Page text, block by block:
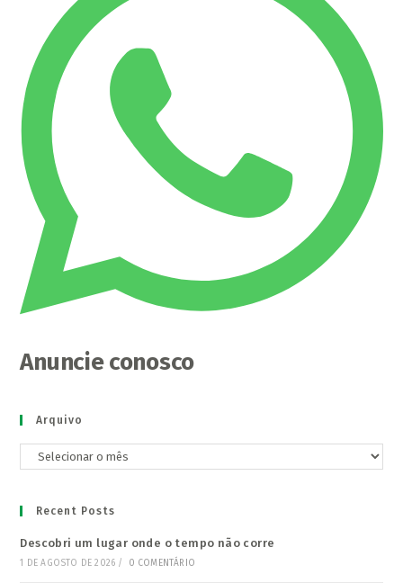
Anuncie conosco
Arquivo
Arquivo
Recent Posts
Descobri um lugar onde o tempo não corre
1 DE AGOSTO DE 2026 / 0 COMENTÁRIO